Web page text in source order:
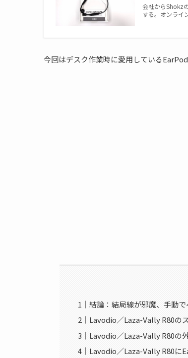
会社からShokz
する。オンライ
今回はデスク作業時に愛用している
結論：結局線が邪魔、手動
Lavodio／Laza-Vally R80の
Lavodio／Laza-Vally R80の
Lavodio／Laza-Vally R80に